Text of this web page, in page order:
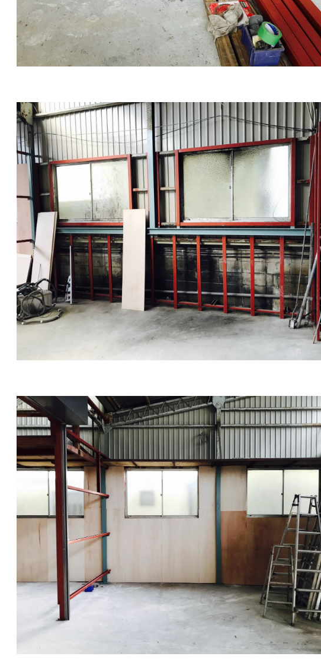
の不正アクセス・紛失・破損・改ざん・漏洩などを防止するため、セ
ュリティシステムの維持・管理体制の整備・社員教育の徹底等の必要
措置を講じ、安全対策を実施し個人情報の厳重な管理を行ないます。
お客さまからお預かりした個人情報は、当社からのご連絡や業務のご
内やご質問に対する回答として、電子メールや資料のご送付に利用い
します。
個人情報の第三者への開示・提供の禁止
当社は、お客さまよりお預かりした個人情報を適切に管理し、次のい
れかに該当する場合を除き、個人情報を第三者に開示いたしません。
●
お客さまの同意がある場合
●
お客さまが希望されるサービスを行なうために当社が業務を委託す
業者に対して開示する場合
● 法令に基づき開示することが必要である場合
個人情報の安全対策
当社は、個人情報の正確性及び安全性確保のために、セキュリティに
全の対策を講じています。
ご本人の照会
お客さまがご本人の個人情報の照会・修正・削除などをご希望される
合には、ご本人であることを確認の上、対応させていただきます。
法令、規範の遵守と見直し
当社は、保有する個人情報に関して適用される日本の法令、その他規
を遵守するとともに、本ポリシーの内容を適宜見直し、その改善に努
ます。